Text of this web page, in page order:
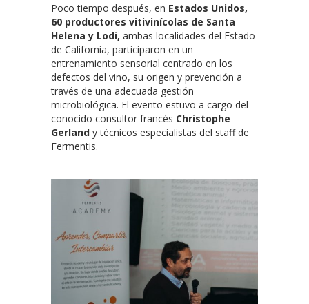
Poco tiempo después, en Estados Unidos,
60 productores vitivinícolas de Santa
Helena y Lodi, ambas localidades del Estado
de California, participaron en un
entrenamiento sensorial centrado en los
defectos del vino, su origen y prevención a
través de una adecuada gestión
microbiológica. El evento estuvo a cargo del
conocido consultor francés Christophe
Gerland y técnicos especialistas del staff de
Fermentis.